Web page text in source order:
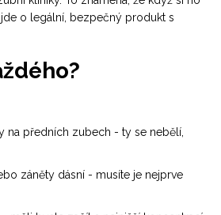
o legální, bezpečný produkt s
na předních zubech - ty se nebělí,
záněty dásní - musíte je nejprve